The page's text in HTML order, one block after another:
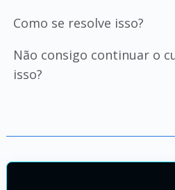
Como se resolve isso?
Não consigo continuar o
isso?